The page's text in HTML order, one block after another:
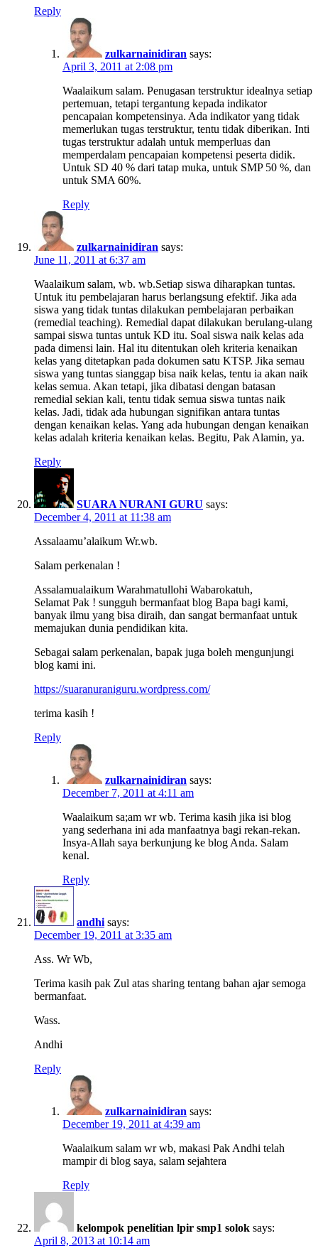
Reply
zulkarnainidiran says:
April 3, 2011 at 2:08 pm
Waalaikum salam. Penugasan terstruktur idealnya setiap
pertemuan, tetapi tergantung kepada indikator
pencapaian kompetensinya. Ada indikator yang tidak
memerlukan tugas terstruktur, tentu tidak diberikan. Inti
tugas terstruktur adalah untuk memperluas dan
memperdalam pencapaian kompetensi peserta didik.
Untuk SD 40 % dari tatap muka, untuk SMP 50 %, dan
untuk SMA 60%.
Reply
zulkarnainidiran says:
June 11, 2011 at 6:37 am
Waalaikum salam, wb. wb.Setiap siswa diharapkan tuntas.
Untuk itu pembelajaran harus berlangsung efektif. Jika ada
siswa yang tidak tuntas dilakukan pembelajaran perbaikan
(remedial teaching). Remedial dapat dilakukan berulang-ulang
sampai siswa tuntas untuk KD itu. Soal siswa naik kelas ada
pada dimensi lain. Hal itu ditentukan oleh kriteria kenaikan
kelas yang ditetapkan pada dokumen satu KTSP. Jika semau
siswa yang tuntas sianggap bisa naik kelas, tentu ia akan naik
kelas semua. Akan tetapi, jika dibatasi dengan batasan
remedial sekian kali, tentu tidak semua siswa tuntas naik
kelas. Jadi, tidak ada hubungan signifikan antara tuntas
dengan kenaikan kelas. Yang ada hubungan dengan kenaikan
kelas adalah kriteria kenaikan kelas. Begitu, Pak Alamin, ya.
Reply
SUARA NURANI GURU says:
December 4, 2011 at 11:38 am
Assalaamu’alaikum Wr.wb.
Salam perkenalan !
Assalamualaikum Warahmatullohi Wabarokatuh,
Selamat Pak ! sungguh bermanfaat blog Bapa bagi kami,
banyak ilmu yang bisa diraih, dan sangat bermanfaat untuk
memajukan dunia pendidikan kita.
Sebagai salam perkenalan, bapak juga boleh mengunjungi
blog kami ini.
https://suaranuraniguru.wordpress.com/
terima kasih !
Reply
zulkarnainidiran says:
December 7, 2011 at 4:11 am
Waalaikum sa;am wr wb. Terima kasih jika isi blog
yang sederhana ini ada manfaatnya bagi rekan-rekan.
Insya-Allah saya berkunjung ke blog Anda. Salam
kenal.
Reply
andhi says:
December 19, 2011 at 3:35 am
Ass. Wr Wb,
Terima kasih pak Zul atas sharing tentang bahan ajar semoga
bermanfaat.
Wass.
Andhi
Reply
zulkarnainidiran says:
December 19, 2011 at 4:39 am
Waalaikum salam wr wb, makasi Pak Andhi telah
mampir di blog saya, salam sejahtera
Reply
kelompok penelitian lpir smp1 solok says:
April 8, 2013 at 10:14 am